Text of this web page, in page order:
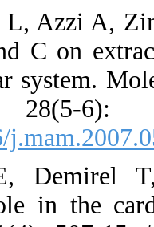
36.
vitamins E
of the
[
37.